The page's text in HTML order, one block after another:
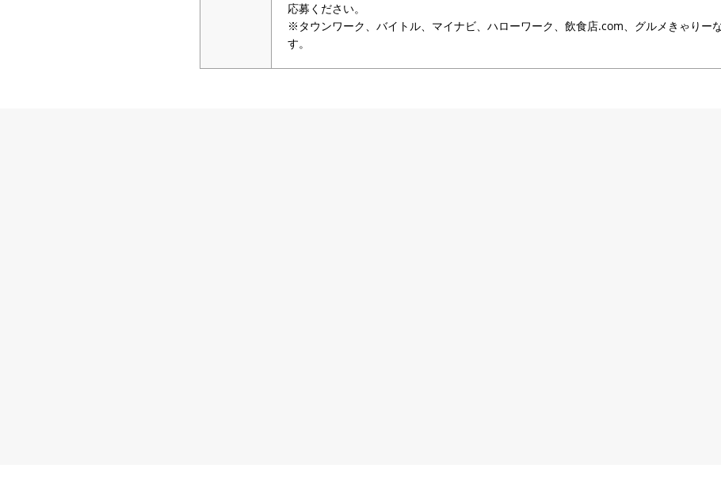
応募ください。
※タウンワーク、バイトル、マイナビ、ハローワーク、飲食店.com、グルメきゃりー
す。